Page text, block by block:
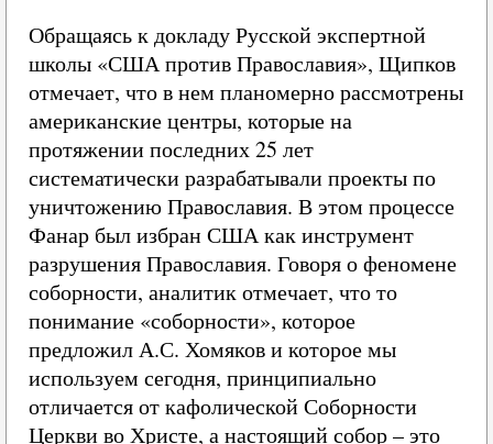
Обращаясь к докладу Русской экспертной
школы «США против Православия», Щипков
отмечает, что в нем планомерно рассмотрены
американские центры, которые на
протяжении последних 25 лет
систематически разрабатывали проекты по
уничтожению Православия. В этом процессе
Фанар был избран США как инструмент
разрушения Православия. Говоря о феномене
соборности, аналитик отмечает, что то
понимание «соборности», которое
предложил А.С. Хомяков и которое мы
используем сегодня, принципиально
отличается от кафолической Соборности
Церкви во Христе, а настоящий собор – это